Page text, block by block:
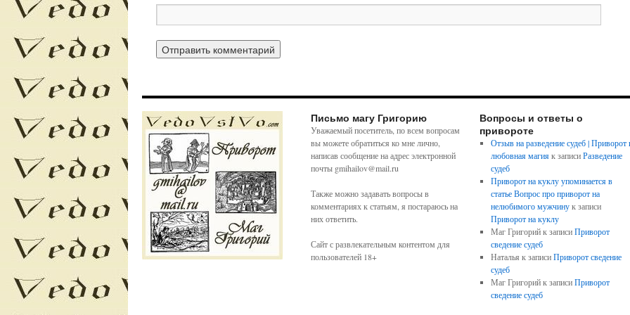
Письмо магу Григорию
Уважаемый посетитель, по всем вопросам
вы можете обратиться ко мне лично,
написав сообщение на адрес электронной
почты gmihailov@mail.ru
Также можно задавать вопросы в
комментариях к статьям, я постараюсь на
них ответить.
Сайт с развлекательным контентом для
пользователей 18+
Вопросы и ответы о
привороте
Отзыв на разведение судеб | Приворот
любовная магияк записиРазведение
судеб
Приворот на куклу упоминается в
статье Вопрос про приворот на
нелюбимого мужчинук записи
Приворот на куклу
Маг Григорийк записиПриворот
сведение судеб
Наталья к записиПриворот сведение
судеб
Маг Григорийк записиПриворот
сведение судеб